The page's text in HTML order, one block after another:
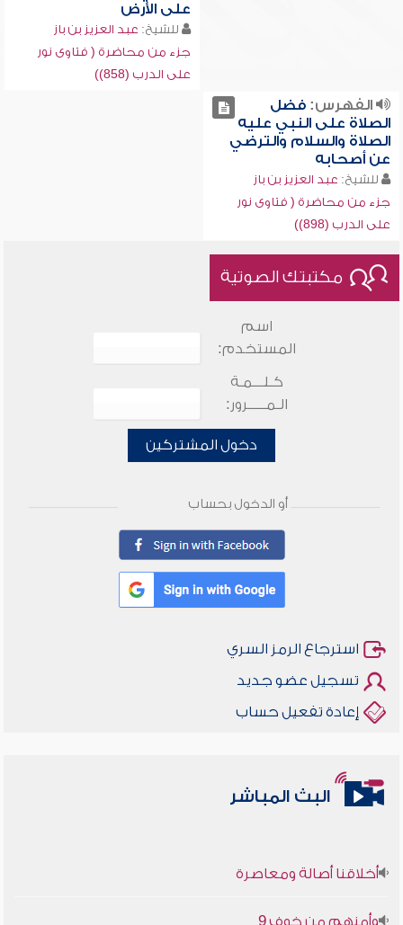
على الأرض
للشيخ: عبد العزيز بن باز
جزء من محاضرة ( فتاوى نور
على الدرب (858))
الفهرس:فضل
الصلاة على النبي عليه
الصلاة والسلام والترضي
عن أصحابه
للشيخ: عبد العزيز بن باز
جزء من محاضرة ( فتاوى نور
على الدرب (898))
مكتبتك الصوتية
اسم
المستخدم:
كـلـــمـة
الـمـــــرور:
دخول المشتركين
أو الدخول بحساب
استرجاع الرمز السري
تسجيل عضو جديد
إعادة تفعيل حساب
البث المباشر
أخلاقنا أصالة ومعاصرة
وأمنهم من خوف 9